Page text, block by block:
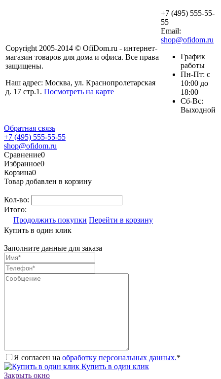
Copyright 2005-2014 © OfiDom.ru - интернет-
магазин товаров для дома и офиса. Все права
защищены.
Наш адрес: Москва, ул. Краснопролетарская
д. 17 стр.1. Посмотреть на карте
+7 (495) 555-55-
55
Email:
shop@ofidom.ru
График
работы
Пн-Пт: с
10:00 до
18:00
Сб-Вс:
Выходной
Обратная связь
+7 (495) 555-55-55
shop@ofidom.ru
Сравнение0
Избранное0
Корзина0
Товар добавлен в корзину
Кол-во:
Итого:
Продолжить покупки Перейти в корзину
Купить в один клик
Заполните данные для заказа
Я согласен на обработку персональных данных.*
Купить в один клик
Закрыть окно